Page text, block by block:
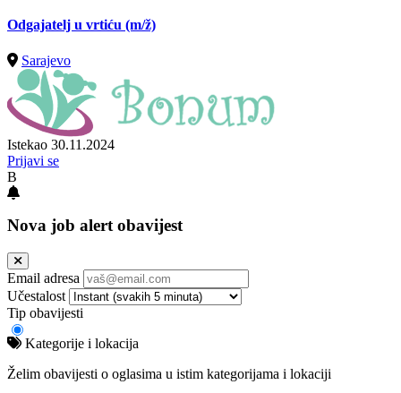
Odgajatelj u vrtiću (m/ž)
Sarajevo
Istekao 30.11.2024
Prijavi se
B
Nova job alert obavijest
Email adresa
Učestalost
Tip obavijesti
Kategorije i lokacija
Želim obavijesti o oglasima u istim kategorijama i lokaciji